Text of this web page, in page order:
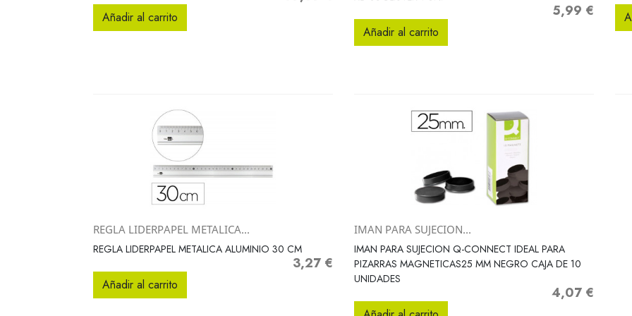
Añadir al carrito
Precio
5,99 €
Añadir al carrito
Vista rápida
REGLA LIDERPAPEL METALICA...
REGLA LIDERPAPEL METALICA ALUMINIO 30 CM
Precio
3,27 €
Añadir al carrito
 Vista rápida
IMAN PARA SUJECION...
IMAN PARA SUJECION Q-CONNECT IDEAL PARA
PIZARRAS MAGNETICAS25 MM NEGRO CAJA DE 10
UNIDADES
Precio
4,07 €